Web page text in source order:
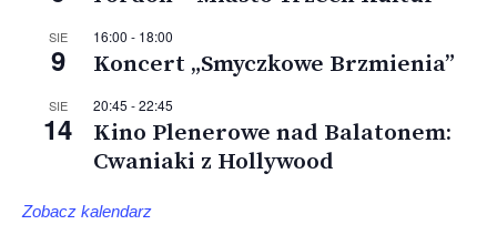
SIE
9
16:00 - 18:00
Koncert „Smyczkowe Brzmienia”
SIE
14
20:45 -22:45
Kino Plenerowe nad Balatonem:
Cwaniaki z Hollywood
Zobacz kalendarz